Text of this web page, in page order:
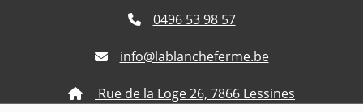
0496 53 98 57
info@lablancheferme.be
Rue de la Loge 26, 7866 Lessines